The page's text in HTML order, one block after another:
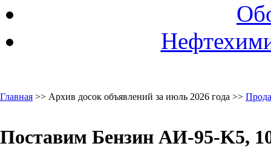
Главная >> Архив досок объявлений за июль 2026 года >>
Поставим Бензин АИ-95-K5,